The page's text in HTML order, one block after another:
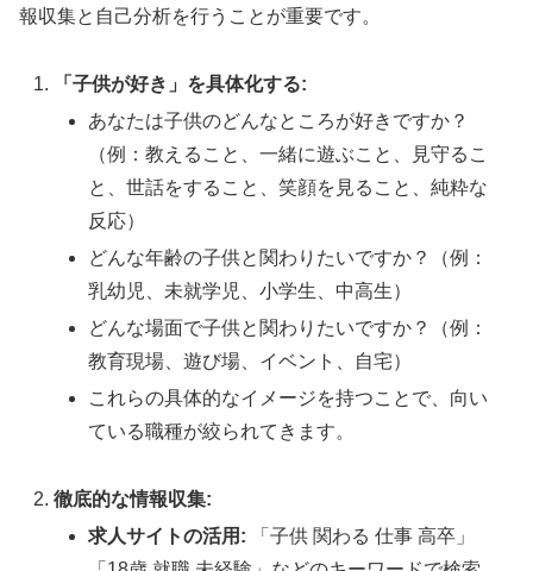
報収集と自己分析を行うことが重要です。
「子供が好き」を具体化する:
あなたは子供のどんなところが好きですか？
（例：教えること、一緒に遊ぶこと、見守るこ
と、世話をすること、笑顔を見ること、純粋な
反応）
どんな年齢の子供と関わりたいですか？（例：
乳幼児、未就学児、小学生、中高生）
どんな場面で子供と関わりたいですか？（例：
教育現場、遊び場、イベント、自宅）
これらの具体的なイメージを持つことで、向い
ている職種が絞られてきます。
徹底的な情報収集:
求人サイトの活用: 「子供 関わる 仕事 高卒」